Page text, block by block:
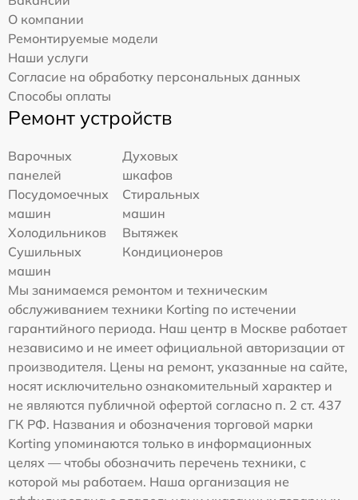
О компании
Ремонтируемые модели
Наши услуги
Согласие на обработку персональных данных
Способы оплаты
Ремонт устройств
Варочных
панелей
Духовых
шкафов
Посудомоечных
машин
Стиральных
машин
Холодильников
Вытяжек
Сушильных
машин
Кондиционеров
Мы занимаемся ремонтом и техническим
обслуживанием техники Korting по истечении
гарантийного периода. Наш центр в Москве работает
независимо и не имеет официальной авторизации от
производителя. Цены на ремонт, указанные на сайте,
носят исключительно ознакомительный характер и
не являются публичной офертой согласно п. 2 ст. 437
ГК РФ. Названия и обозначения торговой марки
Korting упоминаются только в информационных
целях — чтобы обозначить перечень техники, с
которой мы работаем. Наша организация не